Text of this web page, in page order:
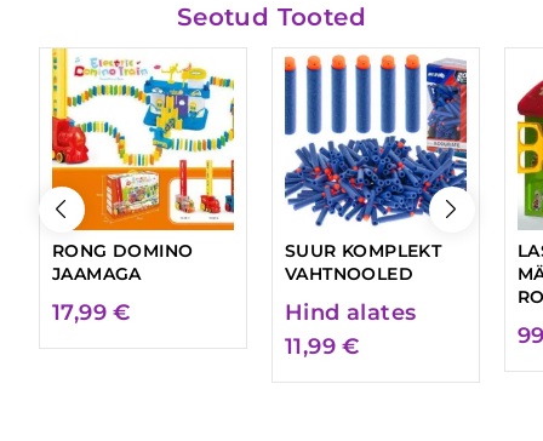
Seotud Tooted
RONG DOMINO
JAAMAGA
17,99€
SUUR KOMPLEKT
VAHTNOOLED
Hind alates
11,99€